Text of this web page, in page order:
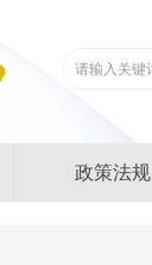
政策法规